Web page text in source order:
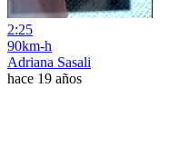
2:25
90km-h
Adriana Sasali
hace 19 años